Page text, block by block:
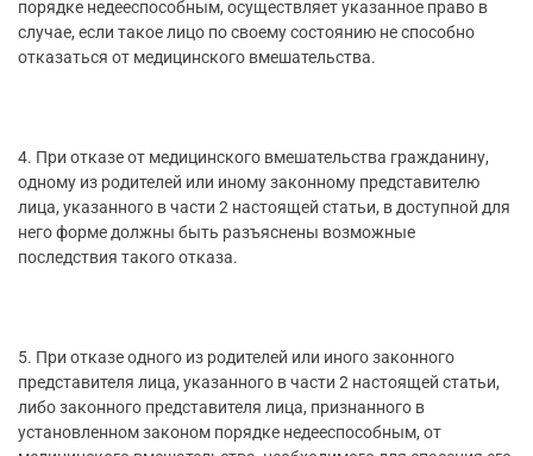
порядке недееспособным, осуществляет указанное право в
случае, если такое лицо по своему состоянию не способно
отказаться от медицинского вмешательства.
4. При отказе от медицинского вмешательства гражданину,
одному из родителей или иному законному представителю
лица, указанного в части 2 настоящей статьи, в доступной для
него форме должны быть разъяснены возможные
последствия такого отказа.
5. При отказе одного из родителей или иного законного
представителя лица, указанного в части 2 настоящей статьи,
либо законного представителя лица, признанного в
установленном законом порядке недееспособным, от